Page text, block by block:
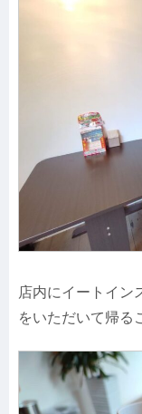
店内にイートイン
をいただいて帰る